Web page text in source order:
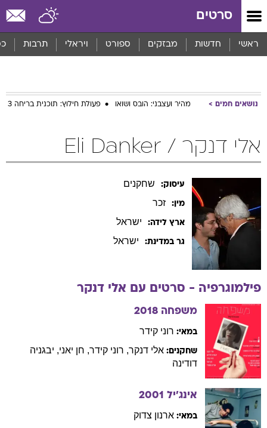
סרטים
ראשי חדשות מבזקים ספורט ויראלי תרבות
נושאים חמים מהיר ועצבני: הובס ושואו פעולת חילוץ: תוכנית בריחה 3
אלי דנקר / Eli Danker
עיסוק: שחקנים
מין: זכר
ארץ לידה: ישראל
גר במדינת: ישראל
פילמוגרפיה - סרטים עם אלי דנקר
משפחה 2018
במאי: רוני קידר
שחקנים: אלי דנקר, רוני קידר, חן יאני, יבגניה
דודינה
אינג'יל 2001
במאי: ארנון צדוק